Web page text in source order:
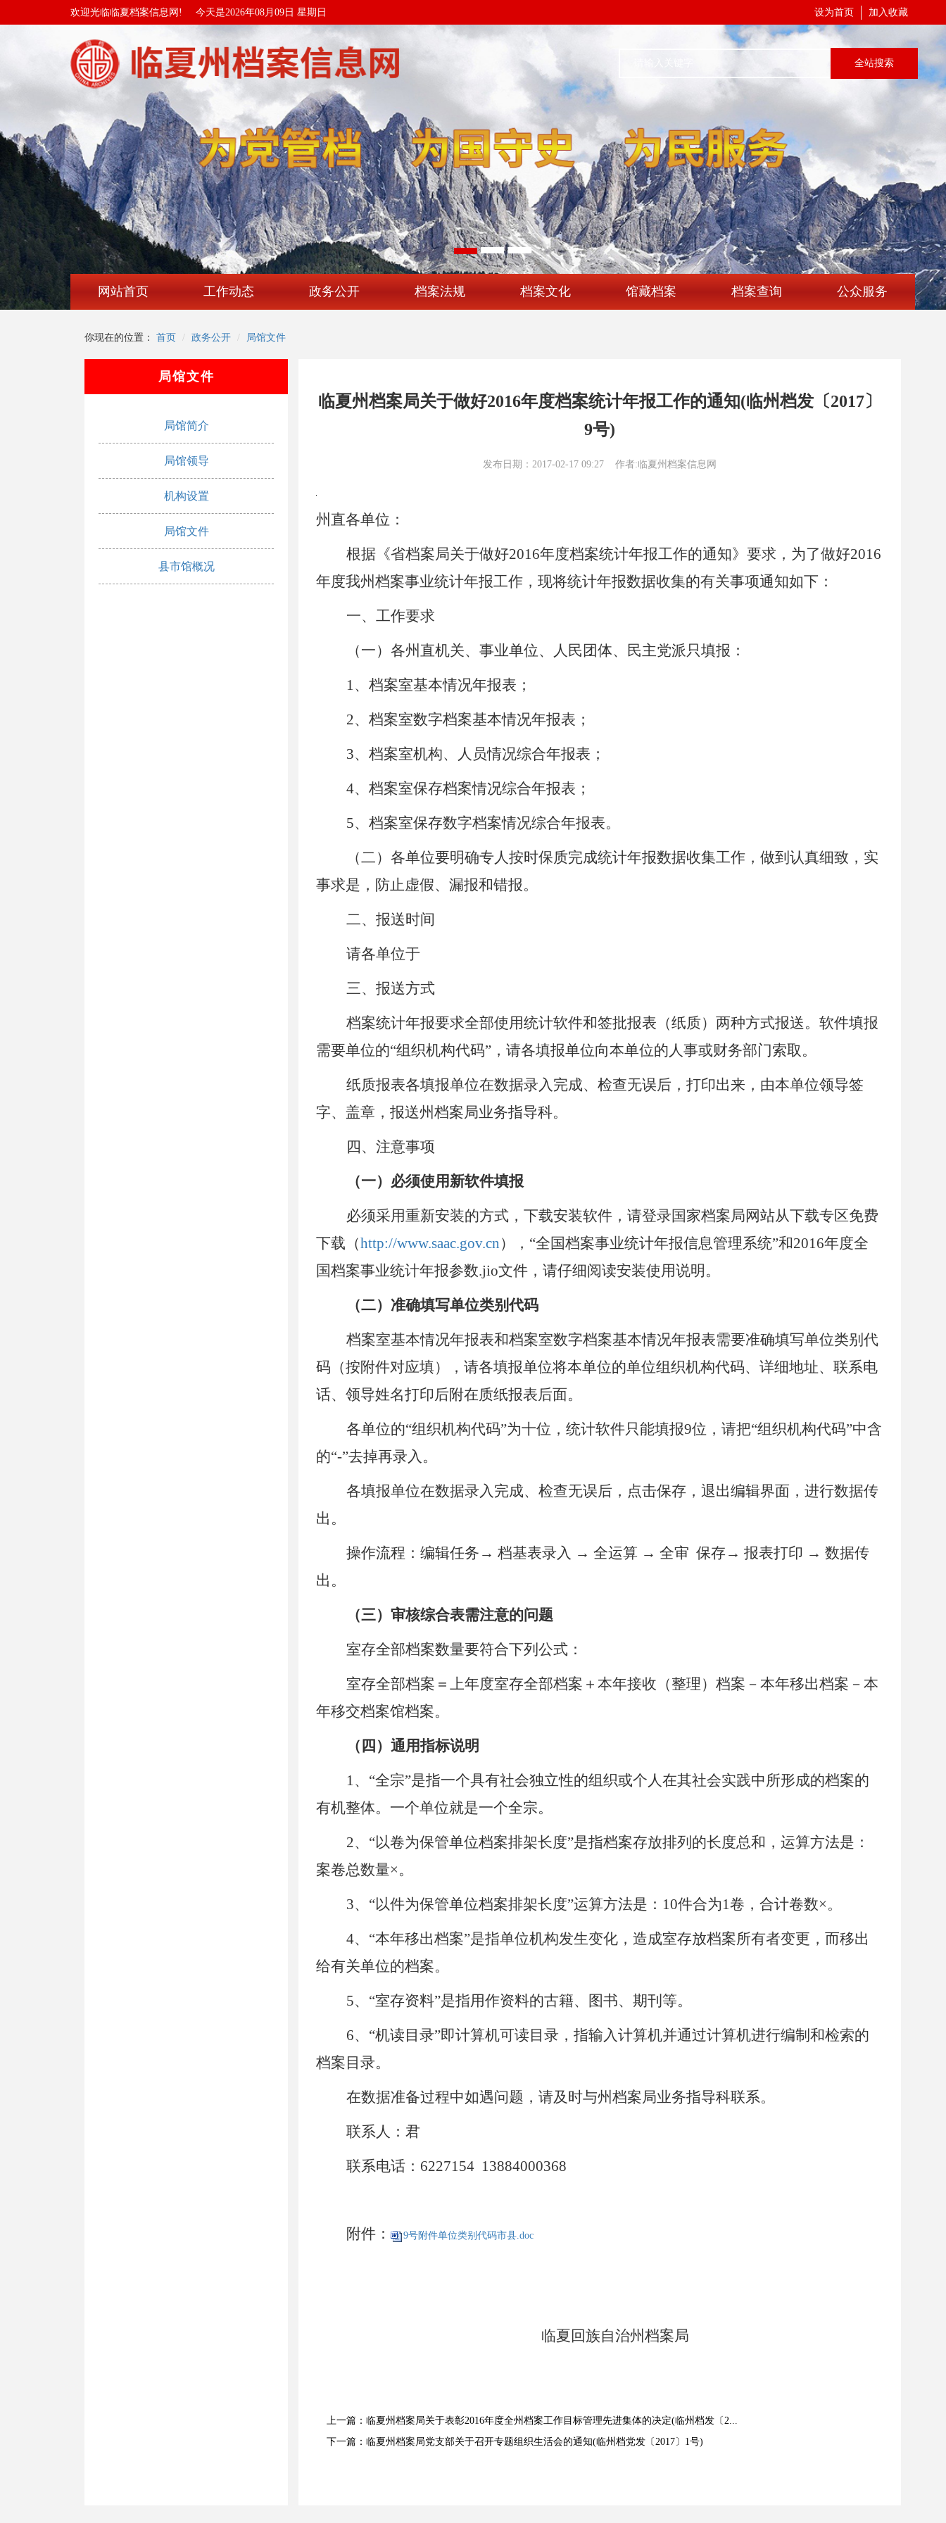
欢迎光临临夏档案信息网! 今天是2026年08月09日 星期日 设为首页 加入收藏
全站搜索
网站首页 工作动态 政务公开 档案法规 档案文化 馆藏档案 档案查询 公众服务
你现在的位置： 首页 政务公开 局馆文件
局馆文件
局馆简介
局馆领导
机构设置
局馆文件
县市馆概况
临夏州档案局关于做好2016年度档案统计年报工作的通知(临州档发〔2017〕
9号)
发布日期：2017-02-17 09:27 作者:临夏州档案信息网
州直各单位：
根据《省档案局关于做好2016年度档案统计年报工作的通知》要求，为了做好2016
年度我州档案事业统计年报工作，现将统计年报数据收集的有关事项通知如下：
一、工作要求
（一）各州直机关、事业单位、人民团体、民主党派只填报：
1、档案室基本情况年报表；
2、档案室数字档案基本情况年报表；
3、档案室机构、人员情况综合年报表；
4、档案室保存档案情况综合年报表；
5、档案室保存数字档案情况综合年报表。
（二）各单位要明确专人按时保质完成统计年报数据收集工作，做到认真细致，实
事求是，防止虚假、漏报和错报。
二、报送时间
请各单位于
三、报送方式
档案统计年报要求全部使用统计软件和签批报表（纸质）两种方式报送。软件填报
需要单位的“组织机构代码”，请各填报单位向本单位的人事或财务部门索取。
纸质报表各填报单位在数据录入完成、检查无误后，打印出来，由本单位领导签
字、盖章，报送州档案局业务指导科。
四、注意事项
（一）必须使用新软件填报
必须采用重新安装的方式，下载安装软件，请登录国家档案局网站从下载专区免费
下载（http://www.saac.gov.cn），“全国档案事业统计年报信息管理系统”和2016年度全
国档案事业统计年报参数.jio文件，请仔细阅读安装使用说明。
（二）准确填写单位类别代码
档案室基本情况年报表和档案室数字档案基本情况年报表需要准确填写单位类别代
码（按附件对应填），请各填报单位将本单位的单位组织机构代码、详细地址、联系电
话、领导姓名打印后附在质纸报表后面。
各单位的“组织机构代码”为十位，统计软件只能填报9位，请把“组织机构代码”中含
的“-”去掉再录入。
各填报单位在数据录入完成、检查无误后，点击保存，退出编辑界面，进行数据传
出。
操作流程：编辑任务→ 档基表录入 → 全运算 → 全审 保存→ 报表打印 → 数据传
出。
（三）审核综合表需注意的问题
室存全部档案数量要符合下列公式：
室存全部档案＝上年度室存全部档案＋本年接收（整理）档案－本年移出档案－本
年移交档案馆档案。
（四）通用指标说明
1、“全宗”是指一个具有社会独立性的组织或个人在其社会实践中所形成的档案的
有机整体。一个单位就是一个全宗。
2、“以卷为保管单位档案排架长度”是指档案存放排列的长度总和，运算方法是：
案卷总数量×。
3、“以件为保管单位档案排架长度”运算方法是：10件合为1卷，合计卷数×。
4、“本年移出档案”是指单位机构发生变化，造成室存放档案所有者变更，而移出
给有关单位的档案。
5、“室存资料”是指用作资料的古籍、图书、期刊等。
6、“机读目录”即计算机可读目录，指输入计算机并通过计算机进行编制和检索的
档案目录。
在数据准备过程中如遇问题，请及时与州档案局业务指导科联系。
联系人：君
联系电话：6227154 13884000368
附件： 9号附件单位类别代码市县.doc
临夏回族自治州档案局
上一篇：临夏州档案局关于表彰2016年度全州档案工作目标管理先进集体的决定(临州档发〔2...
下一篇：临夏州档案局党支部关于召开专题组织生活会的通知(临州档党发〔2017〕1号)